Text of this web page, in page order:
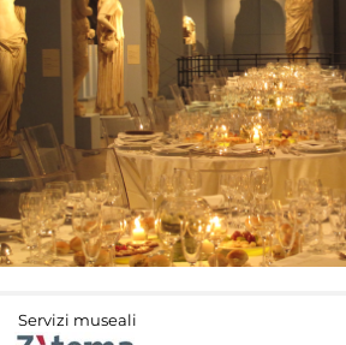
Servizi museali